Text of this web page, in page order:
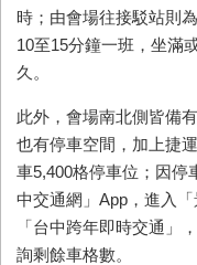
時；由會場往接駁站則
10至15分鐘一班，坐滿
久。
此外，會場南北側皆備
也有停車空間，加上捷
車5,400格停車位；因停
中交通網」 App ，進入
「台中跨年即時交通」
詢剩餘車格數。